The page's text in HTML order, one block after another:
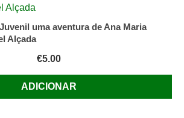
uma aventura de Ana Maria
Alçada
€5.00
ADICIONAR